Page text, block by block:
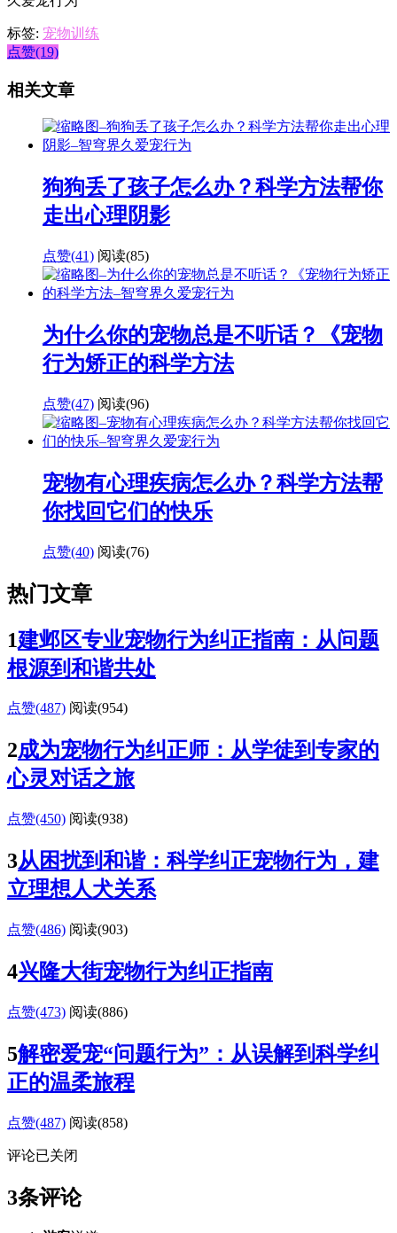
标签: 宠物训练
点赞(19)
相关文章
狗狗丢了孩子怎么办？科学方法帮你
走出心理阴影
点赞(41) 阅读(85)
为什么你的宠物总是不听话？《宠物
行为矫正的科学方法
点赞(47) 阅读(96)
宠物有心理疾病怎么办？科学方法帮
你找回它们的快乐
点赞(40) 阅读(76)
热门文章
1建邺区专业宠物行为纠正指南：从问题
根源到和谐共处
点赞(487) 阅读(954)
2成为宠物行为纠正师：从学徒到专家的
心灵对话之旅
点赞(450) 阅读(938)
3从困扰到和谐：科学纠正宠物行为，建
立理想人犬关系
点赞(486) 阅读(903)
4兴隆大街宠物行为纠正指南
点赞(473) 阅读(886)
5解密爱宠“问题行为”：从误解到科学纠
正的温柔旅程
点赞(487) 阅读(858)
评论已关闭
3条评论